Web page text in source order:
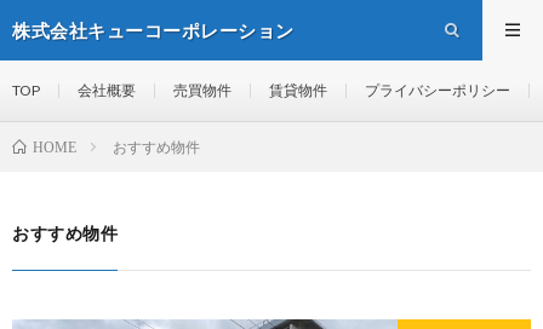
株式会社キューコーポレーション
TOP 会社概要 売買物件 賃貸物件 プライバシーポリシー
HOME おすすめ物件
おすすめ物件